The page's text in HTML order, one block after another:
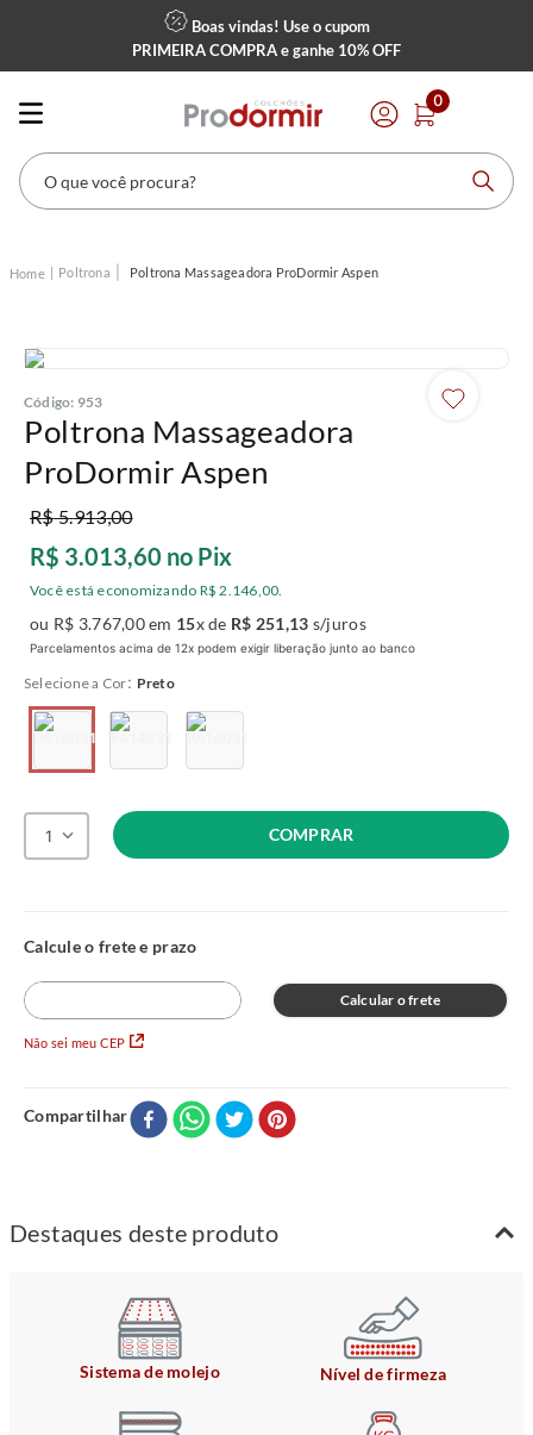
Boas vindas! Use o cupom
PRIMEIRA COMPRAe ganhe 10% OFF
0
O que você procura?
Poltrona Poltrona Massageadora ProDormir Aspen
Código: 953
Poltrona Massageadora
ProDormir Aspen
R$5.913,00
R$ 3.013,60 no Pix
Você está economizando R$ 2.146,00.
ou R$ 3.767,00em 15x de R$ 251,13 s/juros
Parcelamentos acima de 12x podem exigir liberação junto ao banco
Cor: Preto
1 COMPRAR
Não sei meu CEP
Calcular o frete
Compartilhar
Destaques deste produto
Sistema de molejo Nível de firmeza